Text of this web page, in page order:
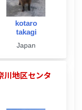
kotaro
takagi
Japan
川地区センタ